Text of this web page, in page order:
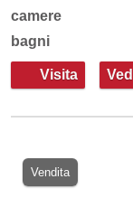
camere
bagni
Visita
Vendita